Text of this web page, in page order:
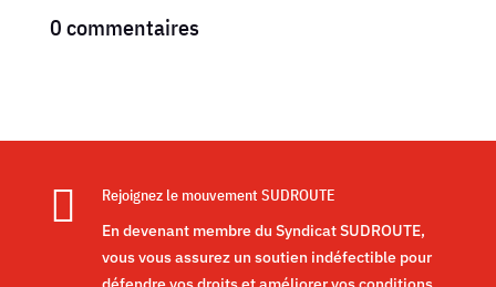
0 commentaires

Rejoignez le mouvement SUDROUTE
En devenant membre du Syndicat SUDROUTE,
vous vous assurez un soutien indéfectible pour